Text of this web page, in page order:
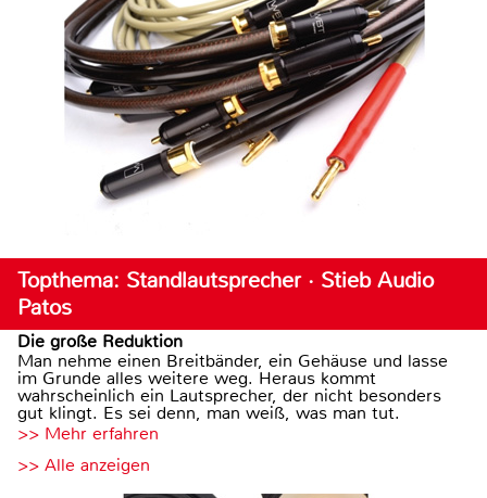
Topthema: Standlautsprecher · Stieb Audio
Patos
Die große Reduktion
Man nehme einen Breitbänder, ein Gehäuse und lasse
im Grunde alles weitere weg. Heraus kommt
wahrscheinlich ein Lautsprecher, der nicht besonders
gut klingt. Es sei denn, man weiß, was man tut.
>> Mehr erfahren
>> Alle anzeigen